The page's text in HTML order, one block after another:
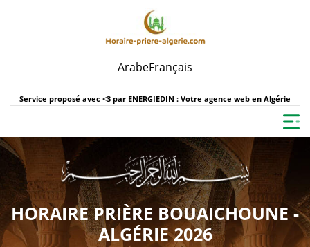
ArabeFrançais
Service proposé avec <3 par ENERGIEDIN : Votre agence web en Algérie
HORAIRE PRIÈRE BOUAICHOUNE -
ALGÉRIE 2026